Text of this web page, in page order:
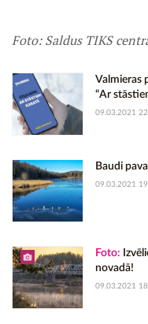
Foto: Saldus TIKS
Valmieras
“Ar
09.03.2021
Baudi
09.03.2021
Foto:
novadā!
09.03.2021